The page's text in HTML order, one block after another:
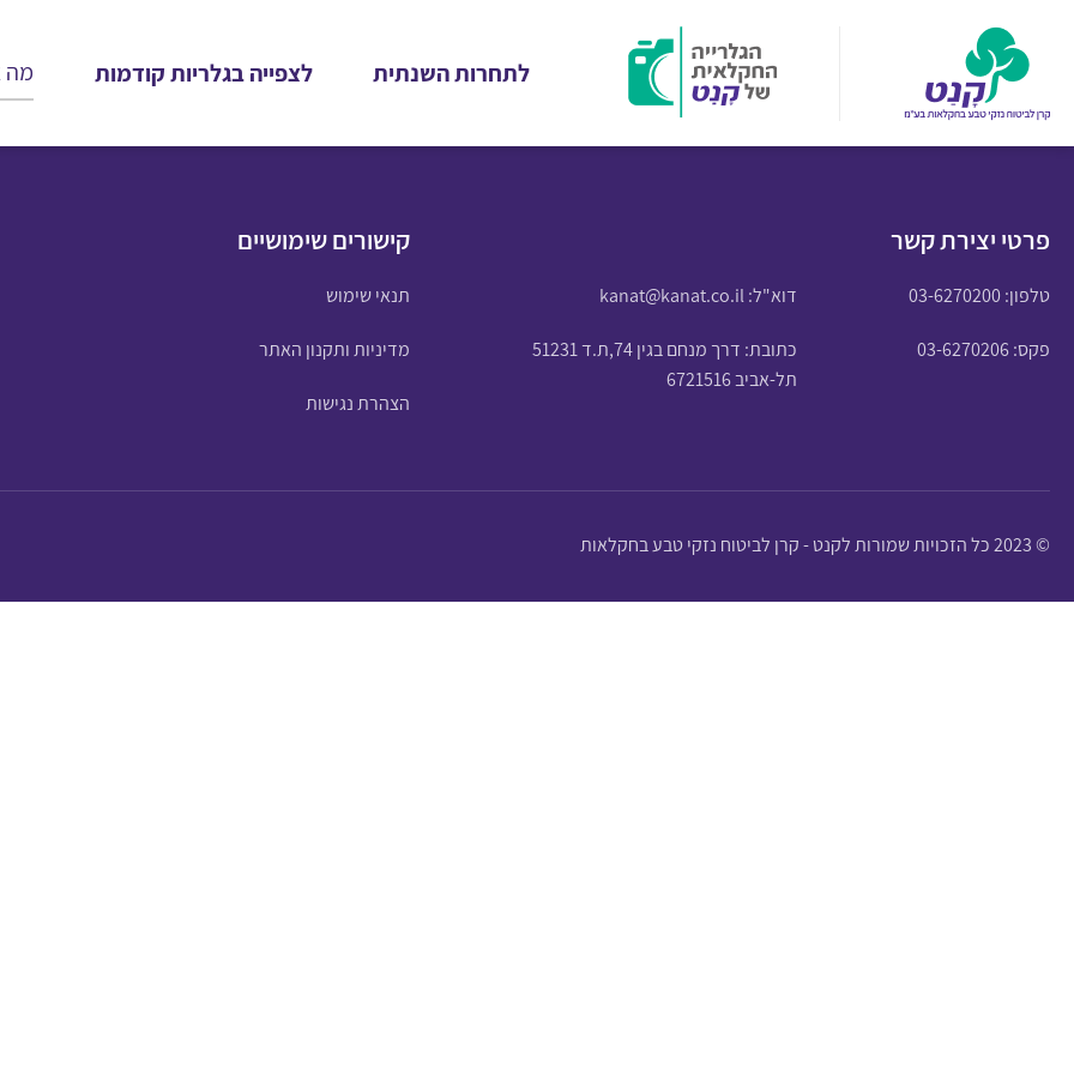
לתחרות השנתית לצפייה בגלריות קודמות
פרטי יצירת קשר
טלפון:03-6270200 דוא"ל:kanat@kanat.co.il
פקס: 03-6270206
כתובת: דרך מנחם בגין 74,ת.ד 51231
תל-אביב 6721516
קישורים שימושיים
תנאי שימוש
מדיניות ותקנון האתר
הצהרת נגישות
© 2023 כל הזכויות שמורות לקנט - קרן לביטוח נזקי טבע בחקלאות